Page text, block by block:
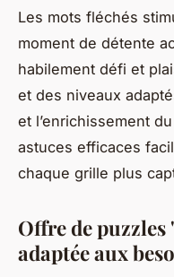
Les mots fléchés
moment de détente
habilement défi et
et des niveaux
et l’enrichissement
astuces efficaces
chaque grille plus
Offre de puzzles
adaptée aux